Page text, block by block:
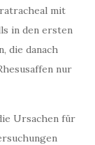
mit
in den ersten
die danach
nur
Ursachen für